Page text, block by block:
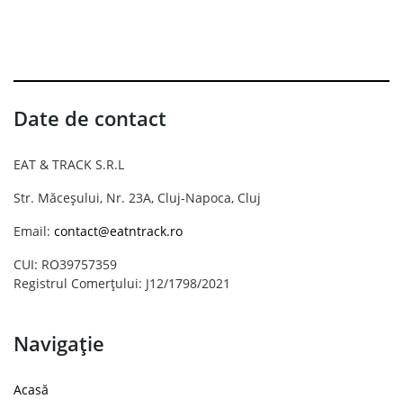
Date de contact
EAT & TRACK S.R.L
Str. Măceșului, Nr. 23A, Cluj-Napoca, Cluj
Email: contact@eatntrack.ro
CUI: RO39757359
Registrul Comerțului: J12/1798/2021
Navigație
Acasă